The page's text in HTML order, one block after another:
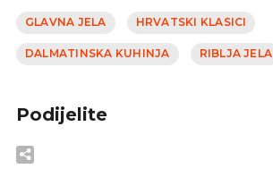
GLAVNA JELA HRVATSKI KLASICI
DALMATINSKA KUHINJA RIBLJA JELA
Podijelite